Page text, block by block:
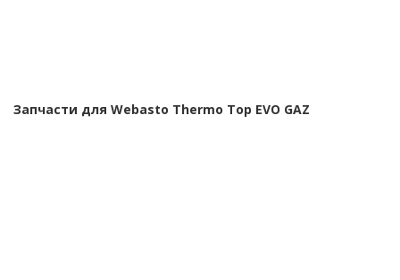
Запчасти для Webasto Тhermo Тop EVO GAZ